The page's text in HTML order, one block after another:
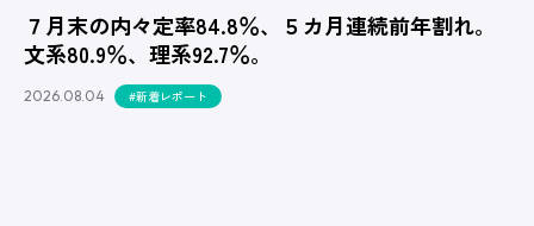
７月末の内々定率84.8％、５カ月連続前年割れ。
文系80.9％、理系92.7％。
2026.08.04 #新着レポート